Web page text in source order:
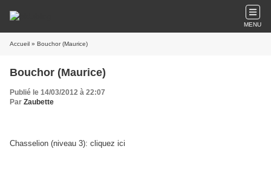
MENU
Accueil » Bouchor (Maurice)
Bouchor (Maurice)
Publié le 14/03/2012 à 22:07
Par Zaubette
Chasselion (niveau 3): cliquez ici